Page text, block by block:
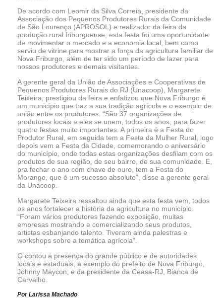
De acordo com Leomir da Silva Correia, presidente da
Associação dos Pequenos Produtores Rurais da Comunidade
de São Lourenço (APROSOL) e realizador da feira da
produção rural friburguense, esta festa foi uma oportunidade
de movimentar o mercado e a economia local, bem como
serviu de vitrine para mostrar a força da agricultura familiar de
Nova Friburgo, além de ter sido um período de lazer para
nossos produtores e demais visitantes.
A gerente geral da União de Associações e Cooperativas de
Pequenos Produtores Rurais do RJ (Unacoop), Margarete
Teixeira, prestigiou da feira e enfatizou que Nova Friburgo é
um município que traz a sua tradição agrícola e o exemplo de
união entre os produtores. “São 37 organizações de
produtores locais e eles se unem, todos os anos, para fazer
quatro festas muito importantes. A primeira é a Festa do
Produtor Rural, em seguida tem a Festa da Mulher Rural, logo
depois vem a Festa da Cidade, comemorando o aniversário
do município, onde todas estas organizações desfilam com os
produtos de sua região, de seu bairro, de sua comunidade. E,
pra fechar o ano com chave de ouro, tem a Festa do
Morango, que é um sucesso absoluto”, disse a gerente geral
da Unacoop.
Margarete Teixeira ressaltou ainda que esta festa vem, todos
os anos fortalecer a história da agricultura no município.
“Foram vários produtores fazendo exposição, muitas
empresas mostrando e comercializando seus produtos,
artistas esbanjando talento. Tiveram ainda palestras e
workshops sobre a temática agrícola”.
O contou a presença do grande público e de autoridades
locais e estaduais, a exemplo do prefeito de Nova Friburgo,
Johnny Maycon; e da presidente da Ceasa-RJ, Bianca de
Carvalho.
Por Larissa Machado